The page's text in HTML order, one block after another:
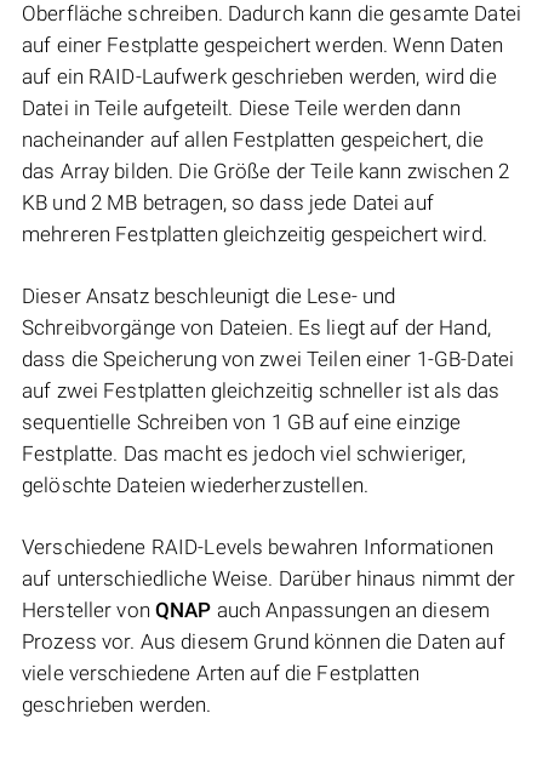
Oberfläche schreiben. Dadurch kann die gesamte Datei
auf einer Festplatte gespeichert werden. Wenn Daten
auf ein RAID-Laufwerk geschrieben werden, wird die
Datei in Teile aufgeteilt. Diese Teile werden dann
nacheinander auf allen Festplatten gespeichert, die
das Array bilden. Die Größe der Teile kann zwischen 2
KB und 2 MB betragen, so dass jede Datei auf
mehreren Festplatten gleichzeitig gespeichert wird.
Dieser Ansatz beschleunigt die Lese- und
Schreibvorgänge von Dateien. Es liegt auf der Hand,
dass die Speicherung von zwei Teilen einer 1-GB-Datei
auf zwei Festplatten gleichzeitig schneller ist als das
sequentielle Schreiben von 1 GB auf eine einzige
Festplatte. Das macht es jedoch viel schwieriger,
gelöschte Dateien wiederherzustellen.
Verschiedene RAID-Levels bewahren Informationen
auf unterschiedliche Weise. Darüber hinaus nimmt der
Hersteller von QNAP auch Anpassungen an diesem
Prozess vor. Aus diesem Grund können die Daten auf
viele verschiedene Arten auf die Festplatten
geschrieben werden.